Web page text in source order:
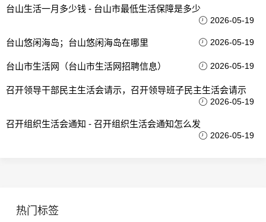
台山生活一月多少钱 - 台山市最低生活保障是多少
2026-05-19
台山悠闲海岛；台山悠闲海岛在哪里 2026-05-19
台山市生活网（台山市生活网招聘信息） 2026-05-19
召开领导干部民主生活会请示，召开领导班子民主生活会请示
2026-05-19
召开组织生活会通知 - 召开组织生活会通知怎么发
2026-05-19
热门标签